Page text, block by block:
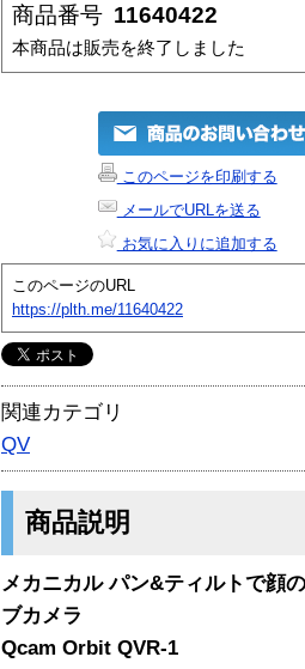
商品番号 11640422
本商品は販売を終了しました
このページを印刷する
メールでURLを送る
お気に入りに追加する
このページのURL
https://plth.me/11640422
関連カテゴリ
QV
商品説明
メカニカル パン&ティルトで顔
ブカメラ
Qcam Orbit QVR-1